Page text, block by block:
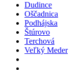
Dudince
Oščadnica
Podhájska
Štúrovo
Terchová
Veľký Meder